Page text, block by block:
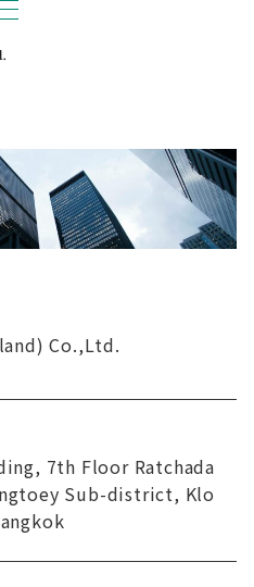
Co.,Ltd.
7th Floor Ratchada
Sub-district, Klo